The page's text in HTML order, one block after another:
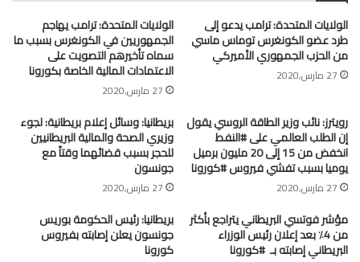
الولايات المتحدة: ترامب يدعو إلى
طرد عضو الكونغرس توماس ماسي
من الحزب الجمهوري الأميركي
27 مارس,2020
الولايات المتحدة: ترامب يهاجم
الجمهوريين في الكونغرس بسبب ما
سماه تأخيرهم التصويت على
الاعتمادات المالية الخاصة بكورونا
27 مارس,2020
رويترز: نائب وزير الطاقة الروسي يقول
إن الطلب العالمي على #النفط
انخفض من 15 إلى 20 مليون برميل
يوميا بسبب تفشي فيروس #كورونا
27 مارس,2020
بريطانيا: وسائل إعلام بريطانية: لجوء
وزيري الصحة والمالية البريطانيين
للحجر بسبب قضائهما وقتاً مع
جونسون
27 مارس,2020
مؤشر فوتسي البريطاني يتراجع بأكثر
من 4٪ بعد إعلان رئيس الوزراء
البريطاني إصابته بـ ⁧ #كورونا⁩
بريطانيا: رئيس الحكومة بوريس
جونسون يعلن إصابته بفيروس
كورونا